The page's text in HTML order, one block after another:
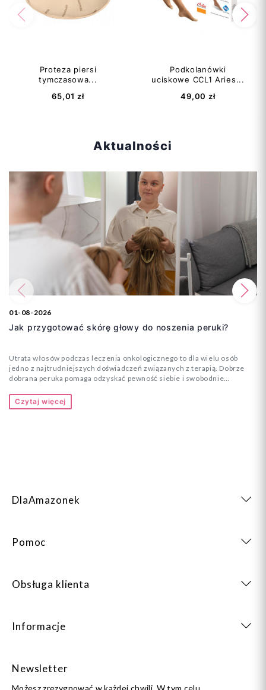
Proteza piersi
tymczasowa...
65,01 zł
Podkolanówki
uciskowe CCL1 Aries...
49,00 zł
Poprzedni
Aktualności
01-08-2026
Jak przygotować skórę głowy do noszenia peruki?
Utrata włosów podczas leczenia onkologicznego to dla wielu osób
jedno z najtrudniejszych doświadczeń związanych z terapią. Dobrze
dobrana peruka pomaga odzyskać pewność siebie i swobodnie
komfortowe, warto odpowiednio zadbać o skórę głowy. Właściwa
pielęgnacja pozwala uniknąć podrażnień, zmniejsza uczucie
Czytaj więcej
Poprzedni
DlaAmazonek
Pomoc
Obsługa klienta
Informacje
Newsletter
Możesz zrezygnować w każdej chwili. W tym celu